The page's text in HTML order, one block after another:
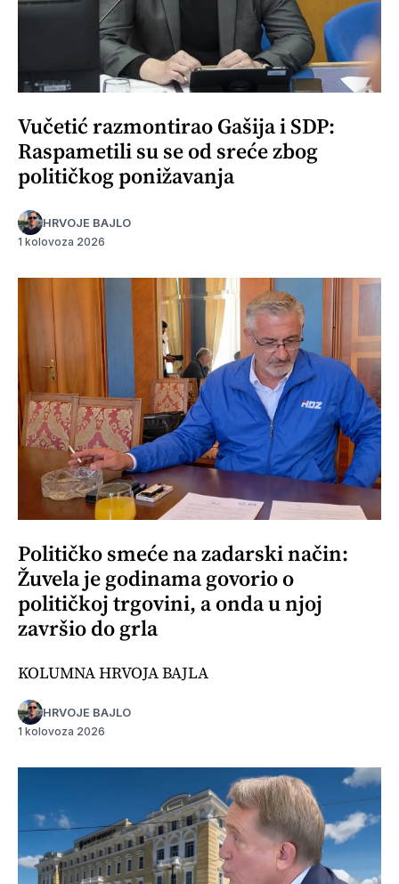
Vučetić razmontirao Gašija i SDP:
Raspametili su se od sreće zbog
političkog ponižavanja
HRVOJE BAJLO
1 kolovoza 2026
Političko smeće na zadarski način:
Žuvela je godinama govorio o
političkoj trgovini, a onda u njoj
završio do grla
KOLUMNA HRVOJA BAJLA
HRVOJE BAJLO
1 kolovoza 2026